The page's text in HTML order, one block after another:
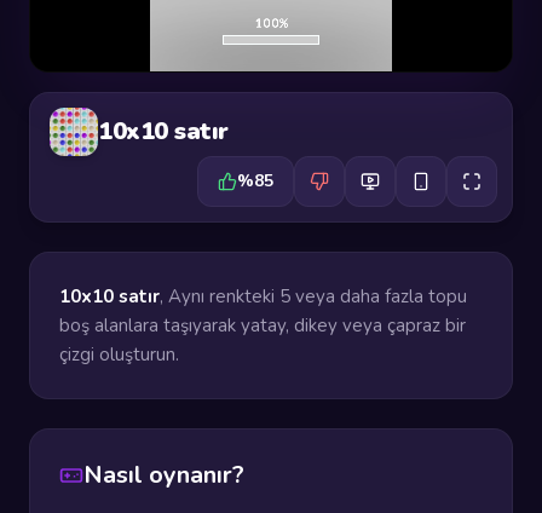
10x10 satır
%85
10x10 satır, Aynı renkteki 5 veya daha fazla topu
boş alanlara taşıyarak yatay, dikey veya çapraz bir
çizgi oluşturun.
Nasıl oynanır?